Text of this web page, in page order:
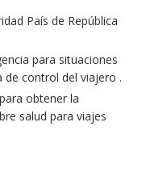
País de República
para situaciones
de control del viajero .
obtener la
salud para viajes